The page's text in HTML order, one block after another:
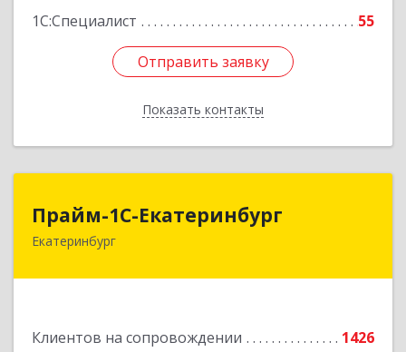
1С:Специалист 55
Отправить заявку
Показать контакты
Отправить заявку
Назад
Прайм-1С-Екатеринбург
Екатеринбург
Клиентов на сопровождении
1426
Прайм-1С-Екатеринбург
620142, Свердловская обл, Екатеринбург г, 8